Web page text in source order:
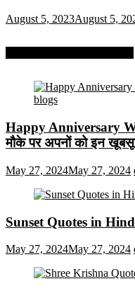
August 5, 2023August 5,
Happy Anniversary
मौके पर अपनों को इन
May 27, 2024May 27, 2024
Sunset Quotes in Hindi
May 27, 2024May 27, 2024